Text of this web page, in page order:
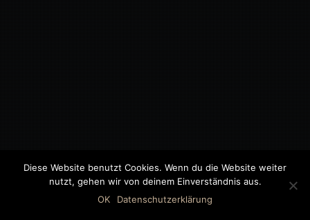
©2018 MWB – MOTORWAGEN BERNAU GMBH
Diese Website benutzt Cookies. Wenn du die Website weiter
nutzt, gehen wir von deinem Einverständnis aus.
OK
Datenschutzerklärung